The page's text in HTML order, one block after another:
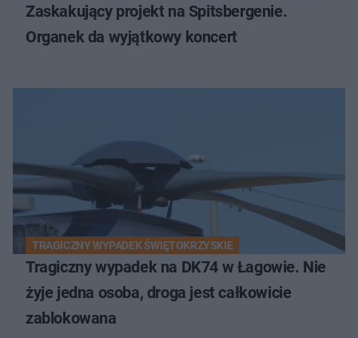
Zaskakujący projekt na Spitsbergenie.
Organek da wyjątkowy koncert
TRAGICZNY WYPADEK ŚWIĘTOKRZYSKIE
Tragiczny wypadek na DK74 w Łagowie. Nie
żyje jedna osoba, droga jest całkowicie
zablokowana